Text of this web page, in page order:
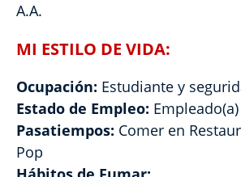
A.A.
MI ESTILO DE VIDA:
Ocupación: Estudiante y
Estado de Empleo: Empleado(a)
Pasatiempos: Comer en
Pop